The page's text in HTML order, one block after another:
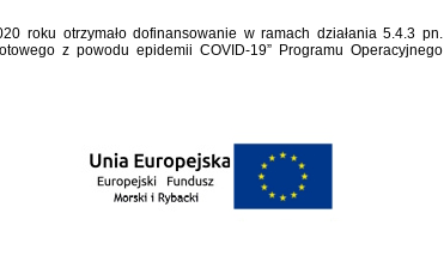
roku otrzymało dofinansowanie w ramach działania 5.4.3 pn.
z powodu epidemii COVID-19” Programu Operacyjnego